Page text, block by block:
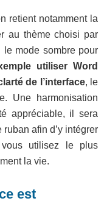
retient notamment la
au thème choisi par
le mode sombre pour
utiliser Word
de l’interface, le
Une harmonisation
appréciable, il sera
afin d’y intégrer
utilisez le plus
la vie.
est